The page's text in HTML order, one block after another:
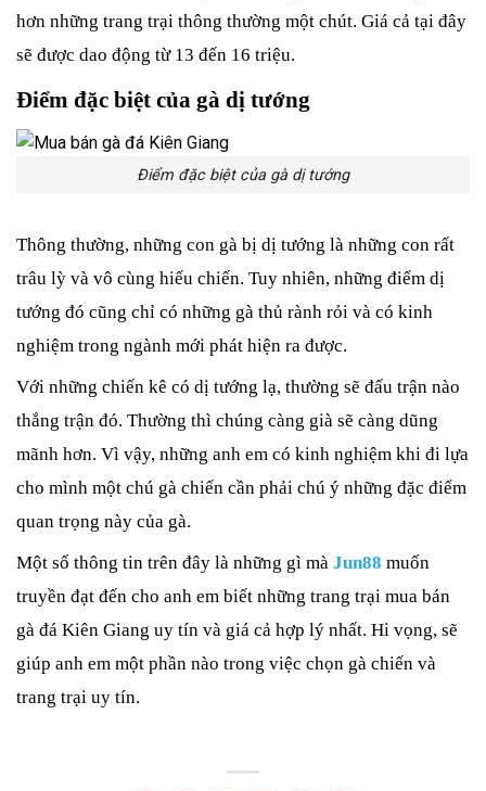
hơn những trang trại thông thường một chút. Giá cả tại đây
sẽ được dao động từ 13 đến 16 triệu.
Điểm đặc biệt của gà dị tướng
Điểm đặc biệt của gà dị tướng
Thông thường, những con gà bị dị tướng là những con rất
trâu lỳ và vô cùng hiếu chiến. Tuy nhiên, những điểm dị
tướng đó cũng chỉ có những gà thủ rành rỏi và có kinh
nghiệm trong ngành mới phát hiện ra được.
Với những chiến kê có dị tướng lạ, thường sẽ đấu trận nào
thắng trận đó. Thường thì chúng càng già sẽ càng dũng
mãnh hơn. Vì vậy, những anh em có kinh nghiệm khi đi lựa
cho mình một chú gà chiến cần phải chú ý những đặc điểm
quan trọng này của gà.
Một số thông tin trên đây là những gì mà Jun88 muốn
truyền đạt đến cho anh em biết những trang trại mua bán
gà đá Kiên Giang uy tín và giá cả hợp lý nhất. Hi vọng, sẽ
giúp anh em một phần nào trong việc chọn gà chiến và
trang trại uy tín.